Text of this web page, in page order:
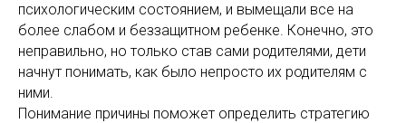
психологическим состоянием, и вымещали все на
более слабом и беззащитном ребенке. Конечно, это
неправильно, но только став сами родителями, дети
начнут понимать, как было непросто их родителям с
ними.
Понимание причины поможет определить стратегию